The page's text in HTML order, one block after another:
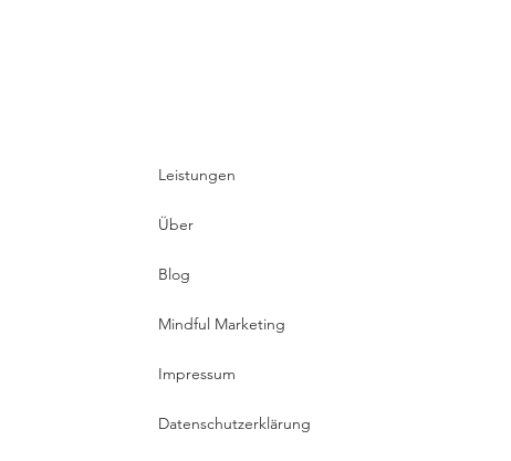
Leistungen
Über
Blog
Mindful Marketing
Impressum
Datenschutzerklärung